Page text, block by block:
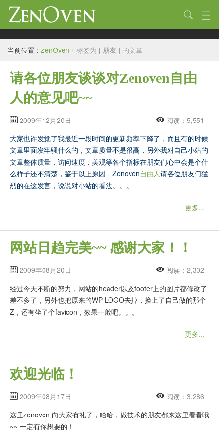
技术
生活
作品
标签
归档
链接
关于
当前位置 : ZenOven / 标签为 [ 朋友 ] 的文章
请各位朋友谈谈对Zenoven自由
人的意见吧~~
2009年12月20日
阅读：5,551
大家也许发觉了我最近一段时间的更新频率下降了，而且有的时候
文章里面发牢骚什么的，文章质量不是很高，另外我对自己小站的
文章整体质量，访问速度，美观等各个指标在朋友们心中会是个什
么样子还不清楚，鉴于以上原因，Zenoven自由人请各位朋友们猛
烈的在这发言，说说对小站的看法。。。
更多...
网站日趋完美~~ 感谢大家！！
2009年08月20日
阅读：2,302
经过今天不断的努力，网站的header以及footer上的图片都修改了
差不多了，另外也把原来的WP-LOGO去掉，换上了自己做的那个
Z，还有坐了个favicon，效果一般吧。。。
更多...
欢迎光临！
2009年08月17日
阅读：3,286
这里zenoven 向大家有礼了，哈哈，做技术的朋友都来这里看看哦
~~ 一定有你想要的！